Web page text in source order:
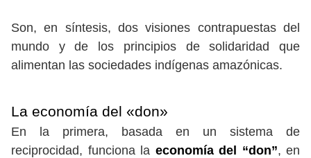
Son, en síntesis, dos visiones contrapuestas del
mundo y de los principios de solidaridad que
alimentan las sociedades indígenas amazónicas.
La economía del «don»
En la primera, basada en un sistema de
reciprocidad, funciona la economía del “don”, en